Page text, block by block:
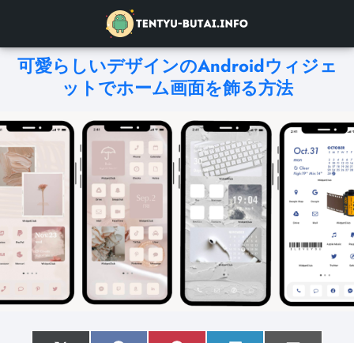
可愛らしいデザインのAndroidウィジェ
ットでホーム画面を飾る方法